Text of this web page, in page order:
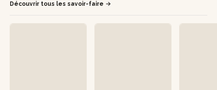
Découvrir tous les savoir-faire